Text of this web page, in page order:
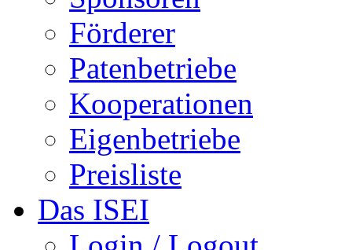
Förderer
Patenbetriebe
Kooperationen
Eigenbetriebe
Preisliste
Das ISEI